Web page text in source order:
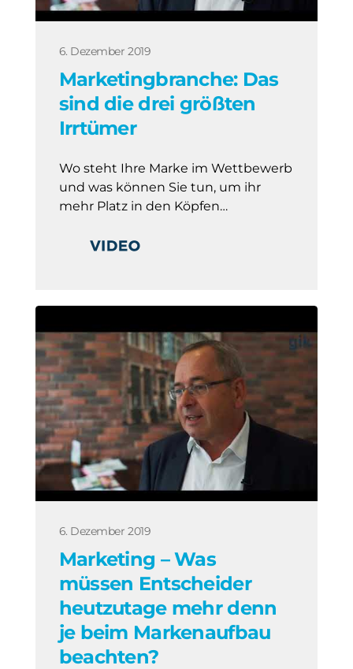
6. Dezember 2019
Marketingbranche: Das
sind die drei größten
Irrtümer
Wo steht Ihre Marke im Wettbewerb
und was können Sie tun, um ihr
mehr Platz in den Köpfen…
6. Dezember 2019
Marketing – Was
müssen Entscheider
heutzutage mehr denn
je beim Markenaufbau
beachten?